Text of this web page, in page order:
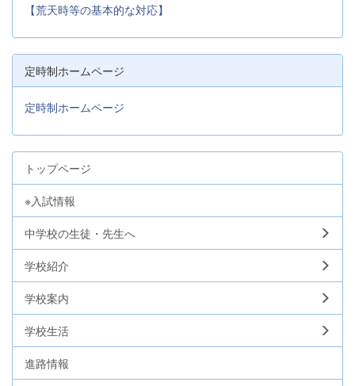
【荒天時等の基本的な対応】
定時制ホームページ
定時制ホームページ
トップページ
※入試情報
中学校の生徒・先生へ
学校紹介
学校案内
学校生活
進路情報